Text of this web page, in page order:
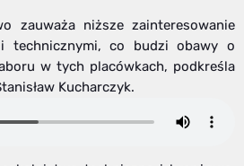
zauważa niższe zainteresowanie
i technicznymi, co budzi obawy o
w tych placówkach, podkreśla
Kucharczyk.